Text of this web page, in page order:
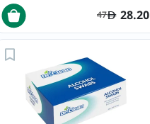
28.20
47